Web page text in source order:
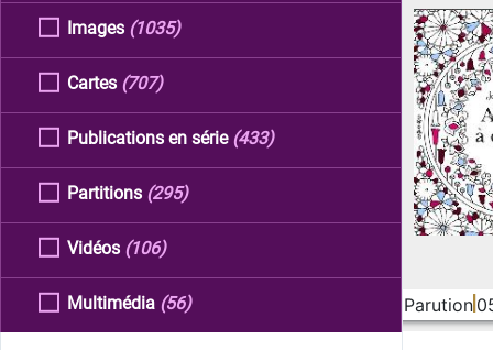
Images (1035)
Cartes (707)
Publications en série (433)
Partitions (295)
Vidéos (106)
Multimédia (56) Parution